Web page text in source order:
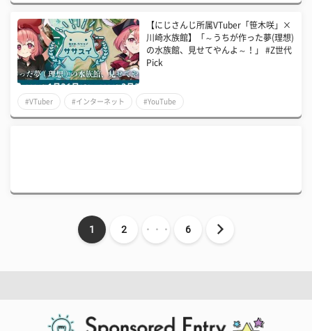
【にじさんじ所属VTuber「笹木咲」×
川崎水族館】「～うちが作った夢(理想)
の水族館、見せてやんよ～！」 #Z世代
Pick
#VTuber #インターネット #YouTube
1 2 ・・・ 6